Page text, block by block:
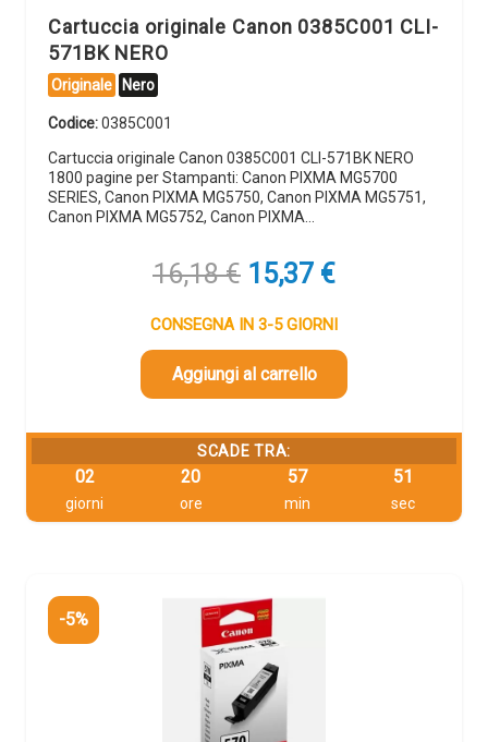
Cartuccia originale Canon 0385C001 CLI-
571BK NERO
Originale Nero
Codice:0385C001
Cartuccia originale Canon 0385C001 CLI-571BK NERO
1800 pagine per Stampanti: Canon PIXMA MG5700
SERIES, Canon PIXMA MG5750, Canon PIXMA MG5751,
Canon PIXMA MG5752, Canon PIXMA…
16,18€ Il
prezzo
originale
era:
16,18 €.
15,37 €Il
attuale
è:
CONSEGNA IN 3-5 GIORNI
Aggiungi al carrello
SCADE TRA:
02
giorni
20
ore
57
min
49
sec
-5%